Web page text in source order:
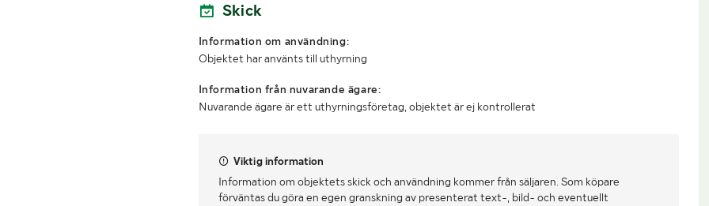
Skick
Information om användning:
Objektet har använts till uthyrning
Information från nuvarande ägare:
Nuvarande ägare är ett uthyrningsföretag, objektet är ej kontrollerat
Viktig information
Information om objektets skick och användning kommer från säljaren. Som köpare
förväntas du göra en egen granskning av presenterat text-, bild- och eventuellt